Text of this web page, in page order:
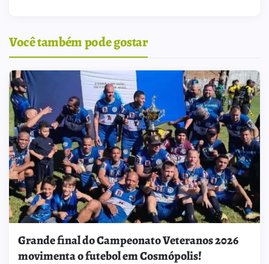
Você também pode gostar
Grande final do Campeonato Veteranos 2026
movimenta o futebol em Cosmópolis!